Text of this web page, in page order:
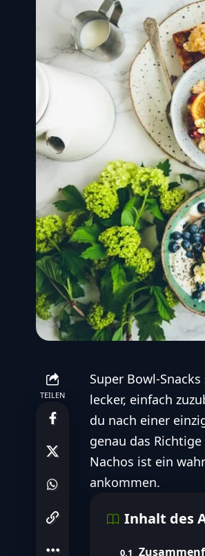
TEILEN
Super Bowl-
lecker, einfach
du nach einer
genau das
Nachos ist ein
ankommen.
Inhalt des